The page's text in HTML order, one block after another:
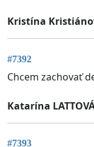
Kristína
#7392
Chcem zachovať
Katarína
#7393